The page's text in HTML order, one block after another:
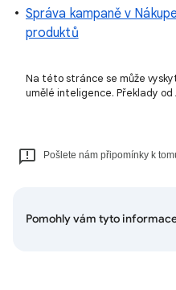
Správa kampaně v
produktů
Na této stránce se může
umělé inteligence. Překlady od
Pošlete nám připomínky k
Pomohly vám tyto